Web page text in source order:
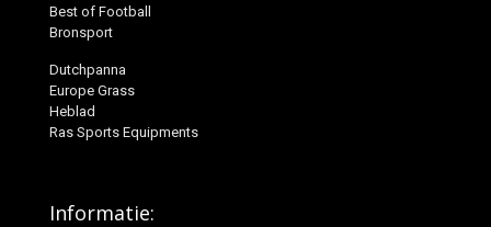
Best of Football
Bronsport
Dutchpanna
Europe Grass
Heblad
Ras Sports Equipments
Informatie: